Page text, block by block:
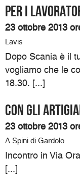
Per i
23 ottobre 2013
Lavis
Dopo Scania è il
vogliamo che le
18.30. [...]
Con gli
23 ottobre 2013
A Spini di Gardolo
Incontro in Via
[...]